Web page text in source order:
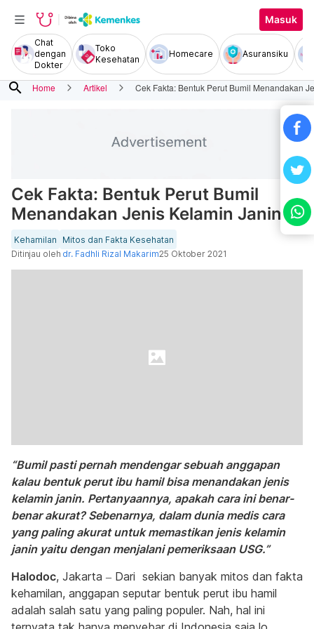
Masuk
Chat
dengan
Dokter
Toko
Kesehatan
Homecare Asuransiku
search Home Artikel Cek Fakta: Bentuk Perut Bumil Menandakan
Cek Fakta: Bentuk Perut Bumil
Menandakan Jenis Kelamin Janin
Kehamilan
Mitos dan Fakta Kesehatan
Ditinjau oleh dr. Fadhli Rizal Makarim25 Oktober 2021
“Bumil pasti pernah mendengar sebuah anggapan
kalau bentuk perut ibu hamil bisa menandakan jenis
kelamin janin. Pertanyaannya, apakah cara ini benar-
benar akurat? Sebenarnya, dalam dunia medis cara
yang paling akurat untuk memastikan jenis kelamin
janin yaitu dengan menjalani pemeriksaan USG.”
Halodoc, Jakarta – Dari sekian banyak mitos dan fakta
kehamilan, anggapan seputar bentuk perut ibu hamil
adalah salah satu yang paling populer. Nah, hal ini